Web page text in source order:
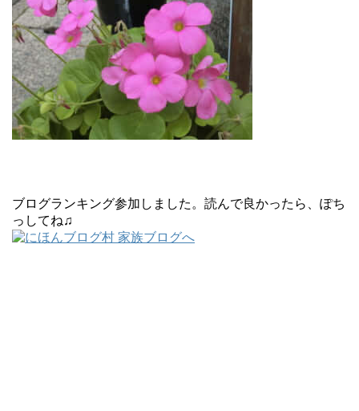
ブログランキング参加しました。読んで良かったら、ぽち
っしてね♫